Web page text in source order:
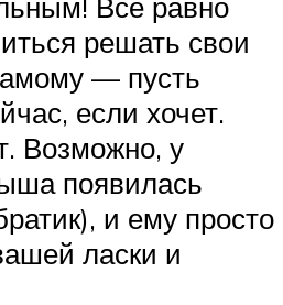
решать свои
— пусть
если хочет.
Возможно, у
появилась
и ему просто
ласки и